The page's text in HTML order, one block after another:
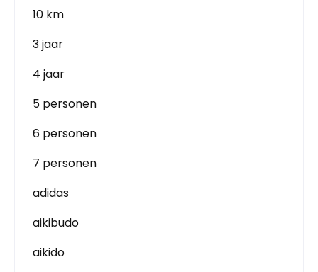
10 km
3 jaar
4 jaar
5 personen
6 personen
7 personen
adidas
aikibudo
aikido